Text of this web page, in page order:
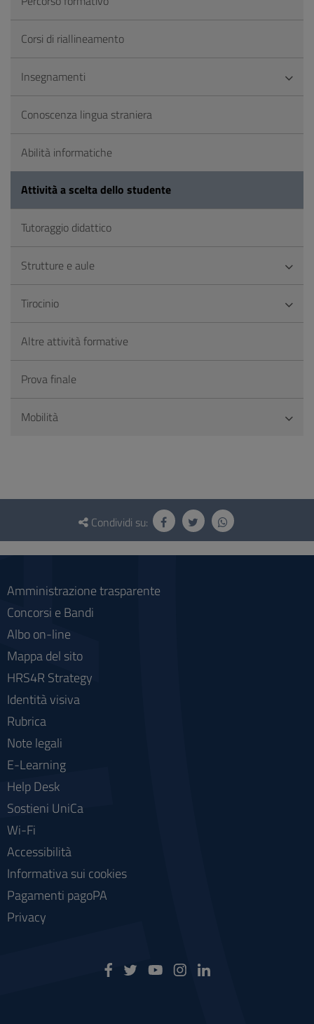
Corsi di riallineamento
Insegnamenti
Conoscenza lingua straniera
Abilità informatiche
Attività a scelta dello studente
Tutoraggio didattico
Strutture e aule
Tirocinio
Altre attività formative
Prova finale
Mobilità
Questionario
social
Condividi su:
Amministrazione trasparente
Concorsi e Bandi
Albo on-line
Mappa del sito
HRS4R Strategy
Identità visiva
Rubrica
Note legali
E-Learning
Help Desk
Sostieni UniCa
Wi-Fi
Accessibilità
Informativa sui cookies
Pagamenti pagoPA
Privacy